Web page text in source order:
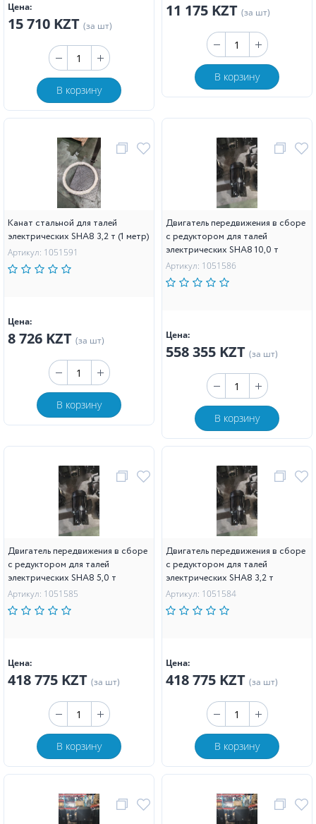
Цена:
15 710 KZT (за шт)
В корзину
11 175 KZT (за шт)
В корзину
Канат стальной для талей
электрических SHA8 3,2 т (1 метр)
Артикул: 1051591
Цена:
8 726 KZT (за шт)
В корзину
Двигатель передвижения в сборе
с редуктором для талей
электрических SHA8 10,0 т
Артикул: 1051586
Цена:
558 355 KZT (за шт)
В корзину
Двигатель передвижения в сборе
с редуктором для талей
электрических SHA8 5,0 т
Артикул: 1051585
Цена:
418 775 KZT (за шт)
В корзину
Двигатель передвижения в сборе
с редуктором для талей
электрических SHA8 3,2 т
Артикул: 1051584
Цена:
418 775 KZT (за шт)
В корзину